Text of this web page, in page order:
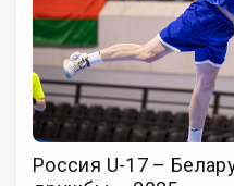
Россия U-17 –